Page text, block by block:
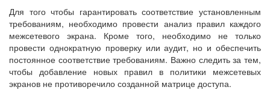
Для того чтобы гарантировать соответствие установленным
требованиям, необходимо провести анализ правил каждого
межсетевого экрана. Кроме того, необходимо не только
провести однократную проверку или аудит, но и обеспечить
постоянное соответствие требованиям. Важно следить за тем,
чтобы добавление новых правил в политики межсетевых
экранов не противоречило созданной матрице доступа.